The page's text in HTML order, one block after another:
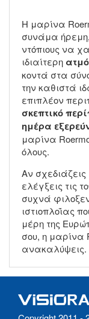
Η μαρίνα
συνάμα
ντόπιους να
ιδιαίτερη
κοντά στα
την καθιστά
επιπλέον
σκεπτικό
ημέρα
μαρίνα
όλους.
Αν
ελέγξεις τις
συχνά
ιστιοπλοΐας
μέρη της
σου, η μαρίνα
ανακαλύψεις.